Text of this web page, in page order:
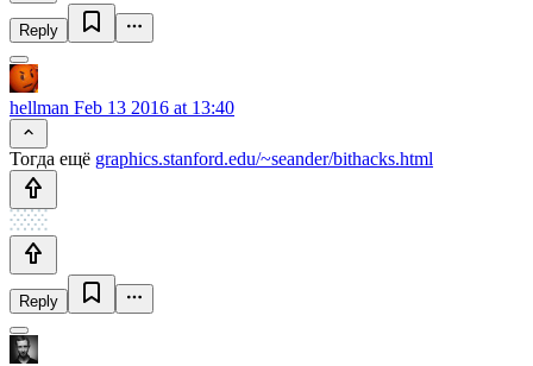
Reply
hellman Feb 13 2016 at 13:40
Тогда ещё graphics.stanford.edu/~seander/bithacks.html
Reply